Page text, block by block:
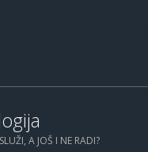
A JOŠ I NE RADI?